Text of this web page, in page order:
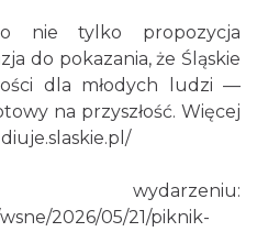
nie tylko propozycja
do pokazania, że Śląskie
dla młodych ludzi —
na przyszłość. Więcej
2026/05/21/piknik-